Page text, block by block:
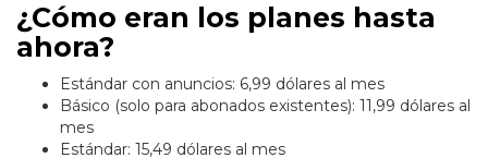
¿Cómo eran los planes hasta
ahora?
Estándar con anuncios: 6,99 dólares al mes
Básico (solo para abonados existentes): 11,99 dólares al
mes
Estándar: 15,49 dólares al mes